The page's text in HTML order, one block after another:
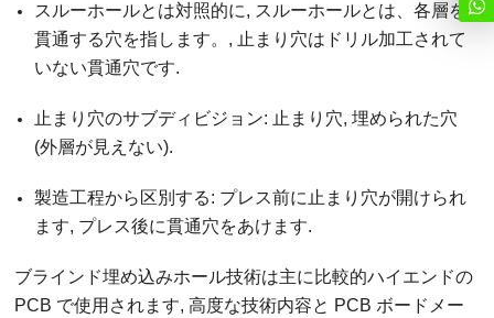
スルーホールとは対照的に, スルーホールとは、各層を
貫通する穴を指します。, 止まり穴はドリル加工されて
いない貫通穴です.
止まり穴のサブディビジョン: 止まり穴, 埋められた穴
(外層が見えない).
製造工程から区別する: プレス前に止まり穴が開けられ
ます, プレス後に貫通穴をあけます.
ブラインド埋め込みホール技術は主に比較的ハイエンドの
PCB で使用されます, 高度な技術内容と PCB ボードメー